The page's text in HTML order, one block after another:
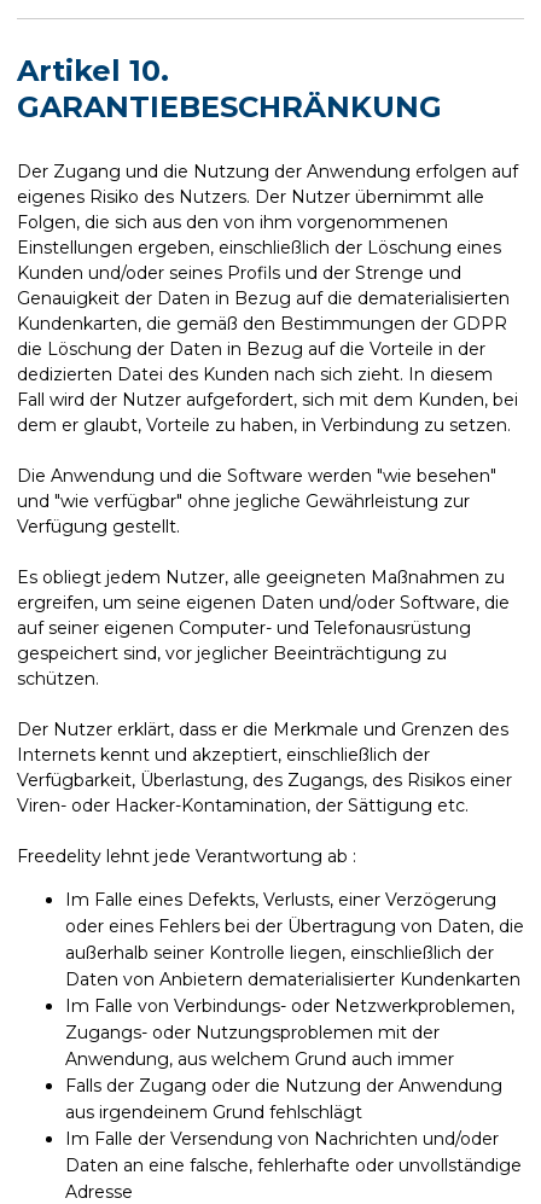
Artikel 10.
GARANTIEBESCHRÄNKUNG
Der Zugang und die Nutzung der Anwendung erfolgen auf
eigenes Risiko des Nutzers. Der Nutzer übernimmt alle
Folgen, die sich aus den von ihm vorgenommenen
Einstellungen ergeben, einschließlich der Löschung eines
Kunden und/oder seines Profils und der Strenge und
Genauigkeit der Daten in Bezug auf die dematerialisierten
Kundenkarten, die gemäß den Bestimmungen der GDPR
die Löschung der Daten in Bezug auf die Vorteile in der
dedizierten Datei des Kunden nach sich zieht. In diesem
Fall wird der Nutzer aufgefordert, sich mit dem Kunden, bei
dem er glaubt, Vorteile zu haben, in Verbindung zu setzen.
Die Anwendung und die Software werden "wie besehen"
und "wie verfügbar" ohne jegliche Gewährleistung zur
Verfügung gestellt.
Es obliegt jedem Nutzer, alle geeigneten Maßnahmen zu
ergreifen, um seine eigenen Daten und/oder Software, die
auf seiner eigenen Computer- und Telefonausrüstung
gespeichert sind, vor jeglicher Beeinträchtigung zu
schützen.
Der Nutzer erklärt, dass er die Merkmale und Grenzen des
Internets kennt und akzeptiert, einschließlich der
Verfügbarkeit, Überlastung, des Zugangs, des Risikos einer
Viren- oder Hacker-Kontamination, der Sättigung etc.
Freedelity lehnt jede Verantwortung ab :
Im Falle eines Defekts, Verlusts, einer Verzögerung
oder eines Fehlers bei der Übertragung von Daten, die
außerhalb seiner Kontrolle liegen, einschließlich der
Daten von Anbietern dematerialisierter Kundenkarten
Im Falle von Verbindungs- oder Netzwerkproblemen,
Zugangs- oder Nutzungsproblemen mit der
Anwendung, aus welchem Grund auch immer
Falls der Zugang oder die Nutzung der Anwendung
aus irgendeinem Grund fehlschlägt
Im Falle der Versendung von Nachrichten und/oder
Daten an eine falsche, fehlerhafte oder unvollständige
Adresse